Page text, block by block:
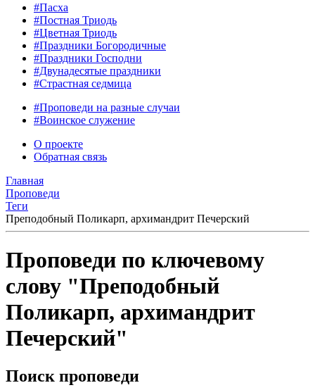
#Пасха
#Постная Триодь
#Цветная Триодь
#Праздники Богородичные
#Праздники Господни
#Двунадесятые праздники
#Страстная седмица
#Проповеди на разные случаи
#Воинское служение
О проекте
Обратная связь
Главная
Проповеди
Теги
Преподобный Поликарп, архимандрит Печерский
Проповеди по ключевому
слову "Преподобный
Поликарп, архимандрит
Печерский"
Поиск проповеди